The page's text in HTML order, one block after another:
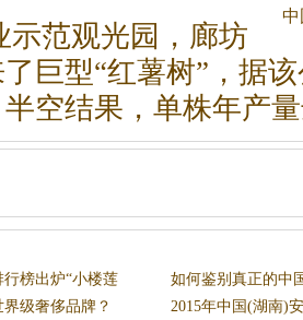
范观光园，廊坊
巨型“红薯树”，据
空结果，单株年产
榜出炉“小楼莲
如何鉴别真正的中
级奢侈品牌？
2015年中国(湖南)